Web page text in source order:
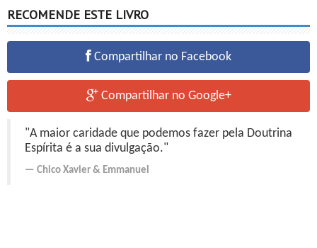
RECOMENDE ESTE LIVRO
Compartilhar no Facebook
Compartilhar no Google+
"A maior caridade que podemos fazer pela Doutrina
Espírita é a sua divulgação."
Chico Xavier & Emmanuel